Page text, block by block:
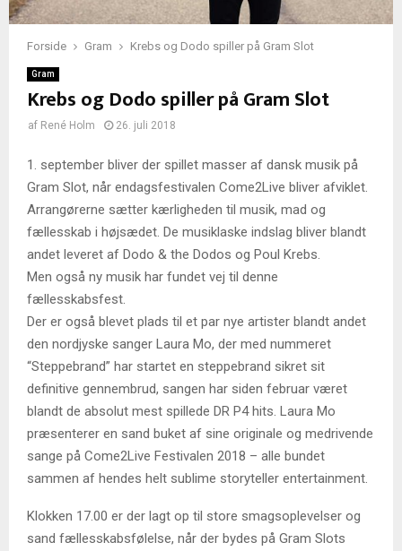
Forside Gram Krebs og Dodo spiller på Gram Slot
Gram
Krebs og Dodo spiller på Gram Slot
af René Holm 26. juli 2018
1. september bliver der spillet masser af dansk musik på
Gram Slot, når endagsfestivalen Come2Live bliver afviklet.
Arrangørerne sætter kærligheden til musik, mad og
fællesskab i højsædet. De musiklaske indslag bliver blandt
andet leveret af Dodo & the Dodos og Poul Krebs.
Men også ny musik har fundet vej til denne
fællesskabsfest.
Der er også blevet plads til et par nye artister blandt andet
den nordjyske sanger Laura Mo, der med nummeret
“Steppebrand” har startet en steppebrand sikret sit
definitive gennembrud, sangen har siden februar været
blandt de absolut mest spillede DR P4 hits. Laura Mo
præsenterer en sand buket af sine originale og medrivende
sange på Come2Live Festivalen 2018 – alle bundet
sammen af hendes helt sublime storyteller entertainment.
Klokken 17.00 er der lagt op til store smagsoplevelser og
sand fællesskabsfølelse, når der bydes på Gram Slots